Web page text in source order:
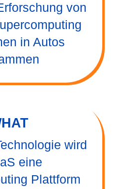
von
in Autos
wird
eine
Plattform